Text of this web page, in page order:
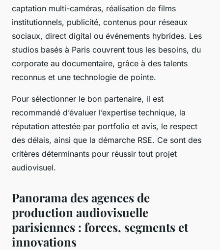
captation multi-caméras, réalisation de films
institutionnels, publicité, contenus pour réseaux
sociaux, direct digital ou événements hybrides. Les
studios basés à Paris couvrent tous les besoins, du
corporate au documentaire, grâce à des talents
reconnus et une technologie de pointe.
Pour sélectionner le bon partenaire, il est
recommandé d’évaluer l’expertise technique, la
réputation attestée par portfolio et avis, le respect
des délais, ainsi que la démarche RSE. Ce sont des
critères déterminants pour réussir tout projet
audiovisuel.
Panorama des agences de
production audiovisuelle
parisiennes : forces, segments et
innovations